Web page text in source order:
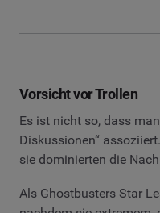
Vorsicht vor Trollen
Es ist nicht so, dass
Diskussionen“
sie dominierten die
Als Ghostbusters Star